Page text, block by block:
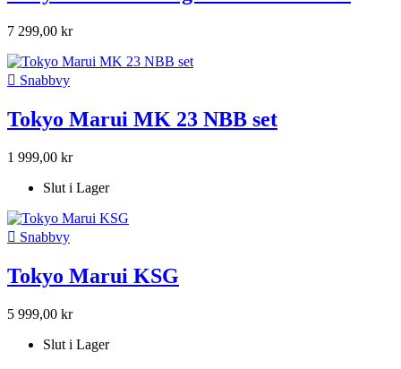
7 299,00 kr
 Snabbvy
Tokyo Marui MK 23 NBB set
1 999,00 kr
Slut i Lager
 Snabbvy
Tokyo Marui KSG
5 999,00 kr
Slut i Lager